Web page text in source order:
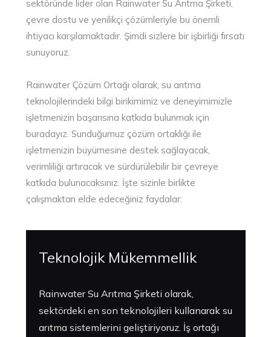
sektöründe lider olan Rainwater Su Arıtma Şirketi,
çevre dostu ve yenilikçi çözümleriyle bu önemli
ihtiyacı karşılamaktadır. Şimdi sizlere bir işbirliği fırsatı
sunuyoruz.
Rainwater Çözüm Ortağı olarak, su arıtma
teknolojilerindeki bilgi birikimimiz ve deneyimimizle
işletmenizin başarısına katkıda bulunmak için
buradayız. Sunduğumuz çözüm ortaklığı ile
işletmenizin büyümesine destek sağlayacak,
verimliliği artıracak ve sürdürülebilir bir çevreye
katkıda bulunacaksınız. İşte sizinle birlikte
çalışmaktan elde edeceğiniz faydalar:
Teknolojik Mükemmellik
Rainwater Su Arıtma Şirketi olarak,
sektördeki en son teknolojileri kullanarak su
arıtma sistemlerini geliştiriyoruz. İş ortağı